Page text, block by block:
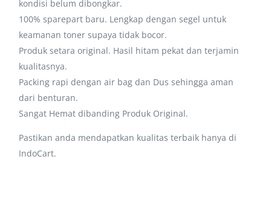
kondisi belum dibongkar.
100% sparepart baru. Lengkap dengan segel untuk
keamanan toner supaya tidak bocor.
Produk setara original. Hasil hitam pekat dan terjamin
kualitasnya.
Packing rapi dengan air bag dan Dus sehingga aman
dari benturan.
Sangat Hemat dibanding Produk Original.
Pastikan anda mendapatkan kualitas terbaik hanya di
IndoCart.